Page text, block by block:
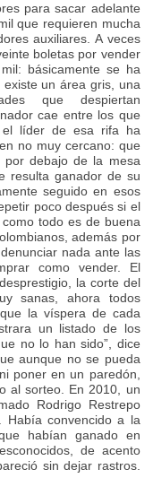
para sacar adelante
que requieren mucha
auxiliares. A veces
boletas por vender
básicamente se ha
un área gris, una
que despiertan
cae entre los que
líder de esa rifa ha
no muy cercano: que
debajo de la mesa
resulta ganador de su
seguido en esos
poco después si el
todo es de buena
además por
nada ante las
como vender. El
la corte del
sanas, ahora todos
la víspera de cada
un listado de los
no lo han sido”, dice
aunque no se pueda
poner en un paredón,
al sorteo. En 2010, un
Rodrigo Restrepo
Había convencido a la
habían ganado en
de acento
sin dejar rastros.